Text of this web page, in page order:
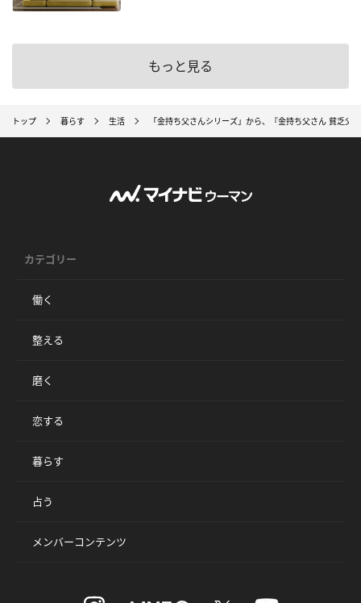
もっと見る
トップ 暮らす 生活 「金持ち父さんシリーズ」から、『金持ち父さん 貧乏父
カテゴリー
働く
整える
磨く
恋する
暮らす
占う
メンバーコンテンツ